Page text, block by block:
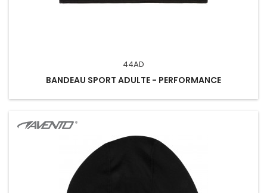
44AD
BANDEAU SPORT ADULTE - PERFORMANCE